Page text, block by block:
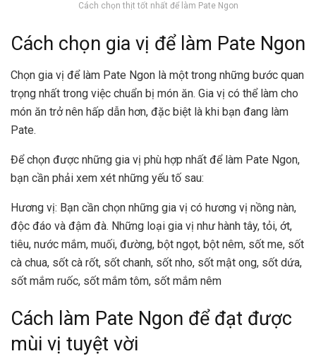
Cách chọn thịt tốt nhất để làm Pate Ngon
Cách chọn gia vị để làm Pate Ngon
Chọn gia vị để làm Pate Ngon là một trong những bước quan
trọng nhất trong việc chuẩn bị món ăn. Gia vị có thể làm cho
món ăn trở nên hấp dẫn hơn, đặc biệt là khi bạn đang làm
Pate.
Để chọn được những gia vị phù hợp nhất để làm Pate Ngon,
bạn cần phải xem xét những yếu tố sau:
Hương vị: Bạn cần chọn những gia vị có hương vị nồng nàn,
độc đáo và đậm đà. Những loại gia vị như hành tây, tỏi, ớt,
tiêu, nước mắm, muối, đường, bột ngọt, bột nêm, sốt me, sốt
cà chua, sốt cà rốt, sốt chanh, sốt nho, sốt mật ong, sốt dứa,
sốt mắm ruốc, sốt mắm tôm, sốt mắm nêm
Cách làm Pate Ngon để đạt được
mùi vị tuyệt vời